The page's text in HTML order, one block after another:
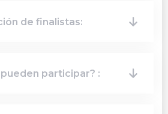
de finalistas:
participar? :